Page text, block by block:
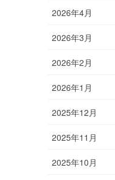
2026年4月
2026年3月
2026年2月
2026年1月
2025年12月
2025年11月
2025年10月